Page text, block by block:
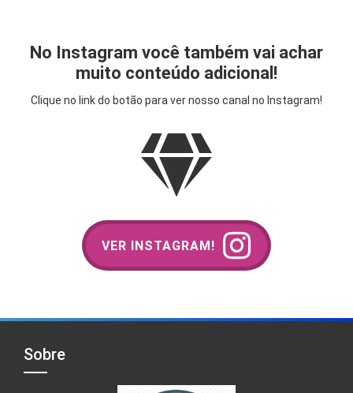
No Instagram você também vai achar
muito conteúdo adicional!
Clique no link do botão para ver nosso canal no Instagram!
VER INSTAGRAM!
Sobre